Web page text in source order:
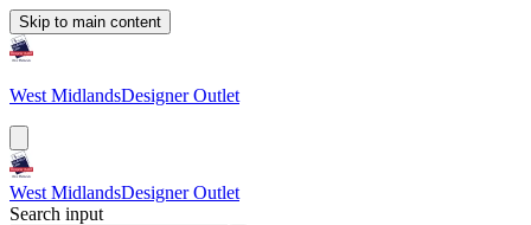
Skip to main content
West MidlandsDesigner Outlet
West MidlandsDesigner Outlet
Search input